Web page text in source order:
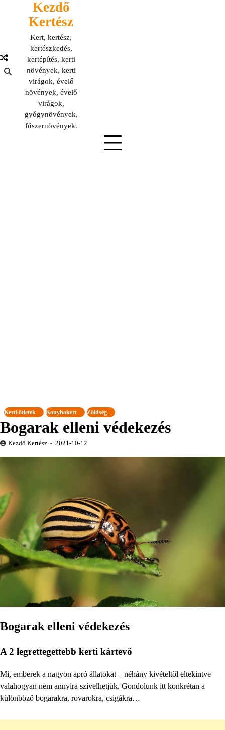
Kezdő
Kertész
Kert, kertész,
kertészkedés,
kertépítés, kerti
növények, kerti
virágok, évelő
növények, évelő
virágok,
gyógynövények,
fűszernövények.
Kerti ötletek Konyhakert Zöldség
Bogarak elleni védekezés
Kezdő Kertész 2021-10-12
Bogarak elleni védekezés
A 2 legrettegettebb kerti kártevő
Mi, emberek a nagyon apró állatokat – néhány kivételtől eltekintve –
valahogyan nem annyira szívelhetjük. Gondolunk itt konkrétan a
különböző bogarakra, rovarokra, csigákra…